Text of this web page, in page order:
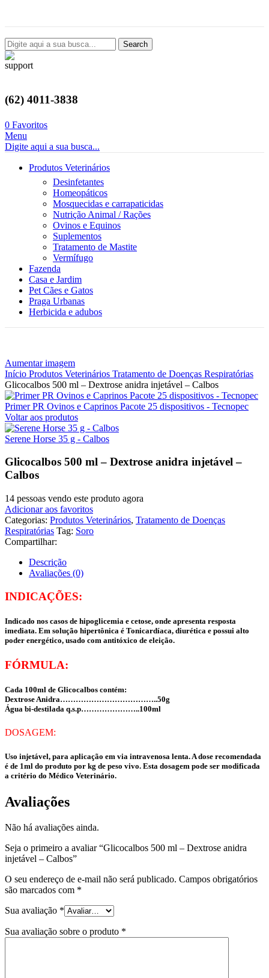
Search
(62) 4011-3838
0 Favoritos
Menu
Digite aqui a sua busca...
Produtos Veterinários
Desinfetantes
Homeopáticos
Mosquecidas e carrapaticidas
Nutrição Animal / Rações
Ovinos e Equinos
Suplementos
Tratamento de Mastite
Vermífugo
Fazenda
Casa e Jardim
Pet Cães e Gatos
Praga Urbanas
Herbicida e adubos
Aumentar imagem
Início Produtos Veterinários Tratamento de Doenças Respiratórias
Glicocalbos 500 ml – Dextrose anidra injetável – Calbos
Primer PR Ovinos e Caprinos Pacote 25 dispositivos - Tecnopec
Voltar aos produtos
Serene Horse 35 g - Calbos
Glicocalbos 500 ml – Dextrose anidra injetável –
Calbos
14 pessoas vendo este produto agora
Adicionar aos favoritos
Categorias: Produtos Veterinários, Tratamento de Doenças
Respiratórias Tag: Soro
Compartilhar:
Descrição
Avaliações (0)
INDICAÇÕES:
Indicado nos casos de hipoglicemia e cetose, onde apresenta resposta
imediata. Em solução hipertônica é Tonicardíaca, diurética e possui alto
poder energético, usado com antitóxico de eleição.
FÓRMULA:
Cada 100ml de Glicocalbos contém:
Dextrose Anidra………………………………..50g
Água bi-destilada q.s.p…………………..100ml
DOSAGEM:
Uso injetável, para aplicação em via intravenosa lenta. A dose recomendada
é de 1ml do produto por kg de peso vivo. Esta dosagem pode ser modificada
a critério do Médico Veterinário.
Avaliações
Não há avaliações ainda.
Seja o primeiro a avaliar “Glicocalbos 500 ml – Dextrose anidra
injetável – Calbos”
O seu endereço de e-mail não será publicado. Campos obrigatórios
são marcados com *
Sua avaliação *
Sua avaliação sobre o produto *